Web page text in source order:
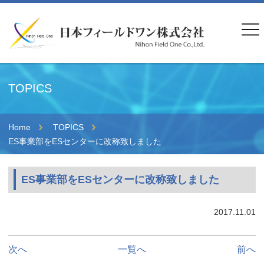
TOPICS
Home
TOPICS
ES事業部をESセンターに改称致しました
ES事業部をESセンターに改称致しました
2017.11.01
次へ 一覧へ 前へ